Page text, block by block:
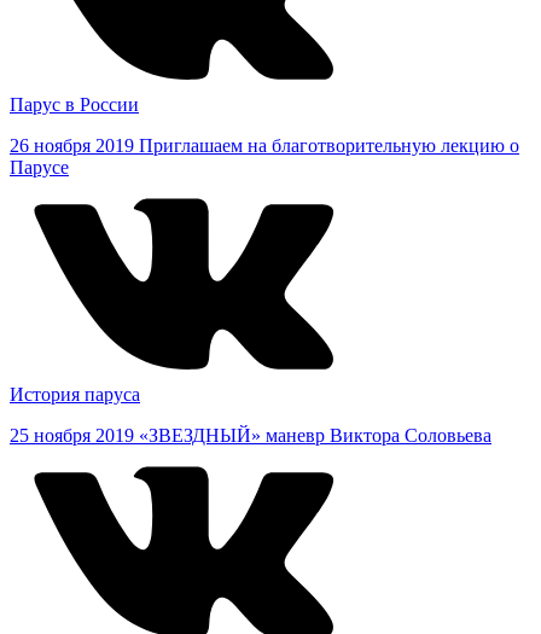
Парус в России
26 ноября 2019 Приглашаем на благотворительную лекцию о
Парусе
История паруса
25 ноября 2019 «ЗВЕЗДНЫЙ» маневр Виктора Соловьева